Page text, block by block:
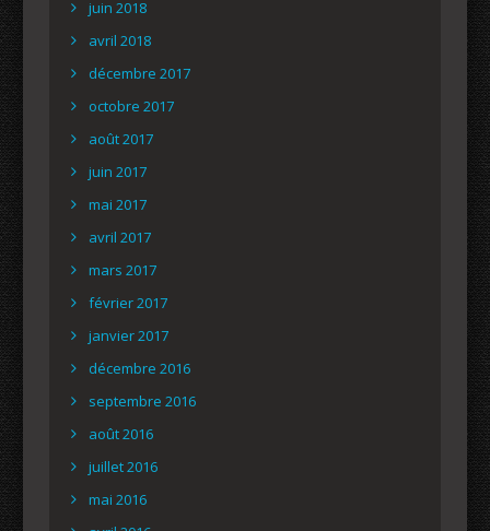
juin 2018
avril 2018
décembre 2017
octobre 2017
août 2017
juin 2017
mai 2017
avril 2017
mars 2017
février 2017
janvier 2017
décembre 2016
septembre 2016
août 2016
juillet 2016
mai 2016